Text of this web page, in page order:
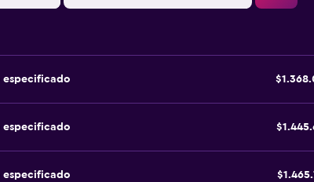
especificado
especificado
especificado